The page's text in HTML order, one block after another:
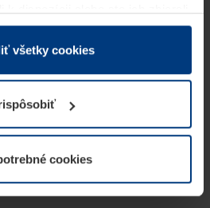
služieb.
cookies ukladať na Vašom
Pre všetky ostatné typy cookie
Vaše povolenie môžete
odvolať vo vysvetlení cookie
všetky cookies
cookies